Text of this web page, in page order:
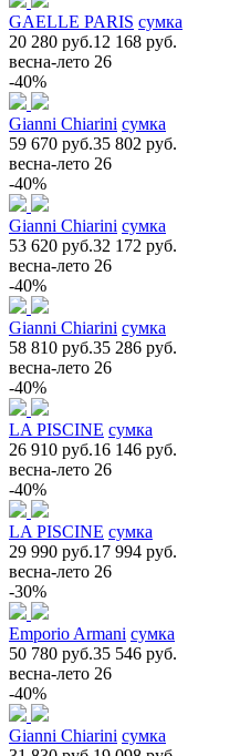
GAELLE PARIS сумка
20 280 руб.12 168 руб.
весна-лето 26
-40%
Gianni Chiarini сумка
59 670 руб.35 802 руб.
весна-лето 26
-40%
Gianni Chiarini сумка
53 620 руб.32 172 руб.
весна-лето 26
-40%
Gianni Chiarini сумка
58 810 руб.35 286 руб.
весна-лето 26
-40%
LA PISCINE сумка
26 910 руб.16 146 руб.
весна-лето 26
-40%
LA PISCINE сумка
29 990 руб.17 994 руб.
весна-лето 26
-30%
Emporio Armani сумка
50 780 руб.35 546 руб.
весна-лето 26
-40%
Gianni Chiarini сумка